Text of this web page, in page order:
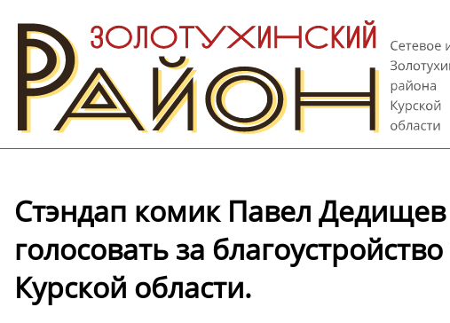
Стэндап комик Павел
голосовать за
Курской области.